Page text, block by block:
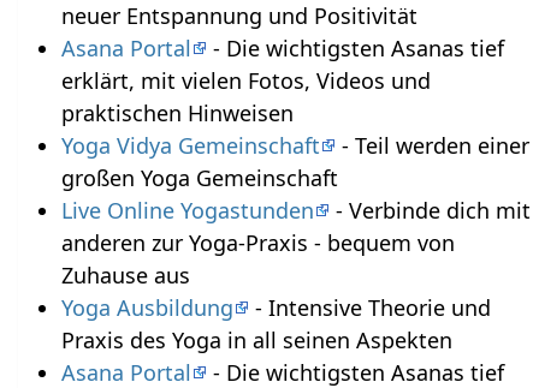
neuer Entspannung und Positivität
Asana Portal
- Die wichtigsten Asanas tief
erklärt, mit vielen Fotos, Videos und
praktischen Hinweisen
Yoga Vidya Gemeinschaft
- Teil werden einer
großen Yoga Gemeinschaft
Live Online Yogastunden
- Verbinde dich mit
anderen zur Yoga-Praxis - bequem von
Zuhause aus
Yoga Ausbildung
- Intensive Theorie und
Praxis des Yoga in all seinen Aspekten
Asana Portal
- Die wichtigsten Asanas tief